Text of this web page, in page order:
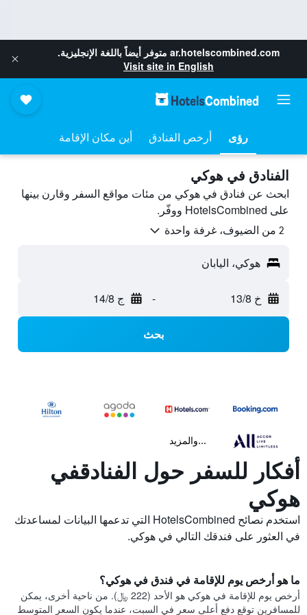
ar.hotelscombined.com متوفر أيضاً باللغة الإنجليزية.
Visit site in English
رؤى أرخص الفنادق أين مكان الإقامة
الفنادق في هوكي
ابحث عن فنادق في هوكي من مئات مواقع السفر وقارن بينها
على HotelsCombined ووفّر.
2 من الضيوف، غرفة واحدة
هوكي، اليابان
خ 13/8 - ج 14/8
بحث
...والمزيد
أفكار للسفر حول الفنادقفي
هوكي
استخدم نصائح HotelsCombined التي تدعمها البيانات لمساعدتك
في العثور على فندقك التالي في هوكي.
ما هو أرخص يوم للإقامة في فندق في هوكي؟
أرخص يوم للإقامة في هوكي هو الأحد (222 ﷼). من ناحية أخرى، يمكن
للمسافرين توقع دفع أعلى سعر في السبت، عندما يكون السعر المتوسط